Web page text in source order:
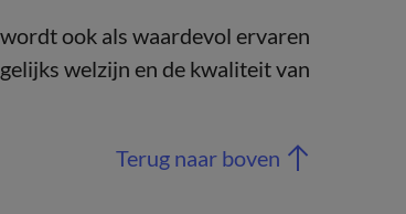
ook als waardevol ervaren
welzijn en de kwaliteit van
Terug naar boven